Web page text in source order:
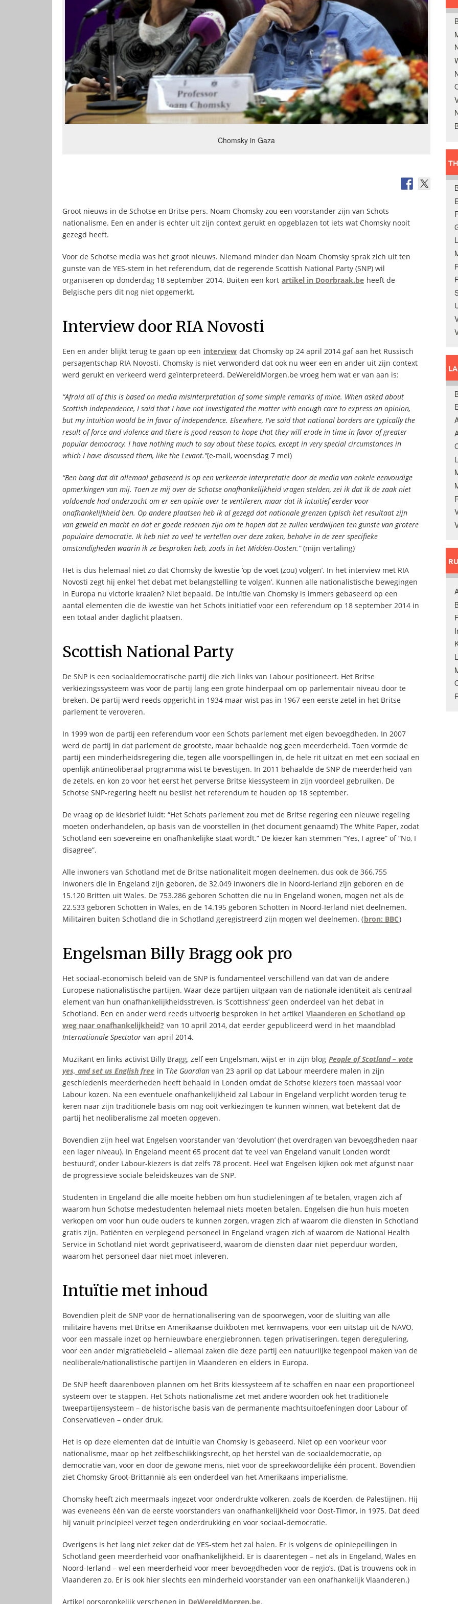
Chomsky in Gaza
Groot nieuws in de Schotse en Britse pers. Noam Chomsky zou een voorstander zijn van Schots
nationalisme. Een en ander is echter uit zijn context gerukt en opgeblazen tot iets wat Chomsky nooit
gezegd heeft.
Voor de Schotse media was het groot nieuws. Niemand minder dan Noam Chomsky sprak zich uit ten
gunste van de YES-stem in het referendum, dat de regerende Scottish National Party (SNP) wil
organiseren op donderdag 18 september 2014. Buiten een kort artikel in Doorbraak.be heeft de
Belgische pers dit nog niet opgemerkt.
Interview door RIA Novosti
Een en ander blijkt terug te gaan op een interview dat Chomsky op 24 april 2014 gaf aan het Russisch
persagentschap RIA Novosti. Chomsky is niet verwonderd dat ook nu weer een en ander uit zijn context
werd gerukt en verkeerd werd geïnterpreteerd. DeWereldMorgen.be vroeg hem wat er van aan is:
“Afraid all of this is based on media misinterpretation of some simple remarks of mine. When asked about
Scottish independence, I said that I have not investigated the matter with enough care to express an opinion,
but my intuition would be in favor of independence. Elsewhere, I’ve said that national borders are typically the
result of force and violence and there is good reason to hope that they will erode in time in favor of greater
popular democracy. I have nothing much to say about these topics, except in very special circumstances in
which I have discussed them, like the Levant.”(e-mail, woensdag 7 mei)
“Ben bang dat dit allemaal gebaseerd is op een verkeerde interpretatie door de media van enkele eenvoudige
opmerkingen van mij. Toen ze mij over de Schotse onafhankelijkheid vragen stelden, zei ik dat ik de zaak niet
voldoende had onderzocht om er een opinie over te ventileren, maar dat ik intuïtief eerder voor
onafhankelijkheid ben. Op andere plaatsen heb ik al gezegd dat nationale grenzen typisch het resultaat zijn
van geweld en macht en dat er goede redenen zijn om te hopen dat ze zullen verdwijnen ten gunste van grotere
populaire democratie. Ik heb niet zo veel te vertellen over deze zaken, behalve in de zeer specifieke
omstandigheden waarin ik ze besproken heb, zoals in het Midden-Oosten.”(mijn vertaling)
Het is dus helemaal niet zo dat Chomsky de kwestie ‘op de voet (zou) volgen’. In het interview met RIA
Novosti zegt hij enkel ‘het debat met belangstelling te volgen’. Kunnen alle nationalistische bewegingen
in Europa nu victorie kraaien? Niet bepaald. De intuïtie van Chomsky is immers gebaseerd op een
aantal elementen die de kwestie van het Schots initiatief voor een referendum op 18 september 2014 in
een totaal ander daglicht plaatsen.
Scottish National Party
De SNP is een sociaaldemocratische partij die zich links van Labour positioneert. Het Britse
verkiezingssysteem was voor de partij lang een grote hinderpaal om op parlementair niveau door te
breken. De partij werd reeds opgericht in 1934 maar wist pas in 1967 een eerste zetel in het Britse
parlement te veroveren.
In 1999 won de partij een referendum voor een Schots parlement met eigen bevoegdheden. In 2007
werd de partij in dat parlement de grootste, maar behaalde nog geen meerderheid. Toen vormde de
partij een minderheidsregering die, tegen alle voorspellingen in, de hele rit uitzat en met een sociaal en
openlijk antineoliberaal programma wist te bevestigen. In 2011 behaalde de SNP de meerderheid van
de zetels, en kon zo voor het eerst het perverse Britse kiessysteem in zijn voordeel gebruiken. De
Schotse SNP-regering heeft nu beslist het referendum te houden op 18 september.
De vraag op de kiesbrief luidt: “Het Schots parlement zou met de Britse regering een nieuwe regeling
moeten onderhandelen, op basis van de voorstellen in (het document genaamd) The White Paper, zodat
Schotland een soevereine en onafhankelijke staat wordt.” De kiezer kan stemmen “Yes, I agree” of “No, I
disagree”.
Alle inwoners van Schotland met de Britse nationaliteit mogen deelnemen, dus ook de 366.755
inwoners die in Engeland zijn geboren, de 32.049 inwoners die in Noord-Ierland zijn geboren en de
15.120 Britten uit Wales. De 753.286 geboren Schotten die nu in Engeland wonen, mogen net als de
22.533 geboren Schotten in Wales, en de 14.195 geboren Schotten in Noord-Ierland niet deelnemen.
Militairen buiten Schotland die in Schotland geregistreerd zijn mogen wel deelnemen. (bron: BBC)
Engelsman Billy Bragg ook pro
Het sociaal-economisch beleid van de SNP is fundamenteel verschillend van dat van de andere
Europese nationalistische partijen. Waar deze partijen uitgaan van de nationale identiteit als centraal
element van hun onafhankelijkheidsstreven, is ‘Scottishness’ geen onderdeel van het debat in
Schotland. Een en ander werd reeds uitvoerig besproken in het artikel Vlaanderen en Schotland op
weg naar onafhankelijkheid? van 10 april 2014, dat eerder gepubliceerd werd in het maandblad
Internationale Spectator van april 2014.
Muzikant en links activist Billy Bragg, zelf een Engelsman, wijst er in zijn blog People of Scotland – vote
yes, and set us English free in The Guardian van 23 april op dat Labour meerdere malen in zijn
geschiedenis meerderheden heeft behaald in Londen omdat de Schotse kiezers toen massaal voor
Labour kozen. Na een eventuele onafhankelijkheid zal Labour in Engeland verplicht worden terug te
keren naar zijn traditionele basis om nog ooit verkiezingen te kunnen winnen, wat betekent dat de
partij het neoliberalisme zal moeten opgeven.
Bovendien zijn heel wat Engelsen voorstander van ‘devolution’ (het overdragen van bevoegdheden naar
een lager niveau). In Engeland meent 65 procent dat ’te veel van Engeland vanuit Londen wordt
bestuurd’, onder Labour-kiezers is dat zelfs 78 procent. Heel wat Engelsen kijken ook met afgunst naar
de progressieve sociale beleidskeuzes van de SNP.
Studenten in Engeland die alle moeite hebben om hun studieleningen af te betalen, vragen zich af
waarom hun Schotse medestudenten helemaal niets moeten betalen. Engelsen die hun huis moeten
verkopen om voor hun oude ouders te kunnen zorgen, vragen zich af waarom die diensten in Schotland
gratis zijn. Patiënten en verplegend personeel in Engeland vragen zich af waarom de National Health
Service in Schotland niet wordt geprivatiseerd, waarom de diensten daar niet peperduur worden,
waarom het personeel daar niet moet inleveren.
Intuïtie met inhoud
Bovendien pleit de SNP voor de hernationalisering van de spoorwegen, voor de sluiting van alle
militaire havens met Britse en Amerikaanse duikboten met kernwapens, voor een uitstap uit de NAVO,
voor een massale inzet op hernieuwbare energiebronnen, tegen privatiseringen, tegen deregulering,
voor een ander migratiebeleid – allemaal zaken die deze partij een natuurlijke tegenpool maken van de
neoliberale/nationalistische partijen in Vlaanderen en elders in Europa.
De SNP heeft daarenboven plannen om het Brits kiessysteem af te schaffen en naar een proportioneel
systeem over te stappen. Het Schots nationalisme zet met andere woorden ook het traditionele
tweepartijensysteem – de historische basis van de permanente machtsuitoefeningen door Labour of
Conservatieven – onder druk.
Het is op deze elementen dat de intuïtie van Chomsky is gebaseerd. Niet op een voorkeur voor
nationalisme, maar op het zelfbeschikkingsrecht, op het herstel van de sociaaldemocratie, op
democratie van, voor en door de gewone mens, niet voor de spreekwoordelijke één procent. Bovendien
ziet Chomsky Groot-Brittannië als een onderdeel van het Amerikaans imperialisme.
Chomsky heeft zich meermaals ingezet voor onderdrukte volkeren, zoals de Koerden, de Palestijnen. Hij
was eveneens één van de eerste voorstanders van onafhankelijkheid voor Oost-Timor, in 1975. Dat deed
hij vanuit principieel verzet tegen onderdrukking en voor sociaal-democratie.
Overigens is het lang niet zeker dat de YES-stem het zal halen. Er is volgens de opiniepeilingen in
Schotland geen meerderheid voor onafhankelijkheid. Er is daarentegen – net als in Engeland, Wales en
Noord-Ierland – wel een meerderheid voor meer bevoegdheden voor de regio’s. (Dat is trouwens ook in
Vlaanderen zo. Er is ook hier slechts een minderheid voorstander van een onafhankelijk Vlaanderen.)
Artikel oorspronkelijk verschenen in DeWereldMorgen.be.